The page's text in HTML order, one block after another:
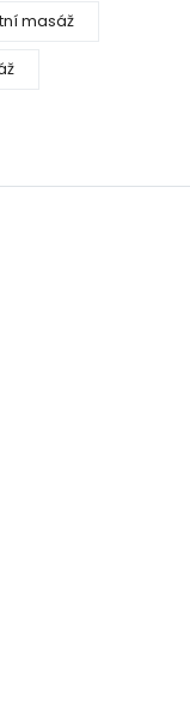
masáž